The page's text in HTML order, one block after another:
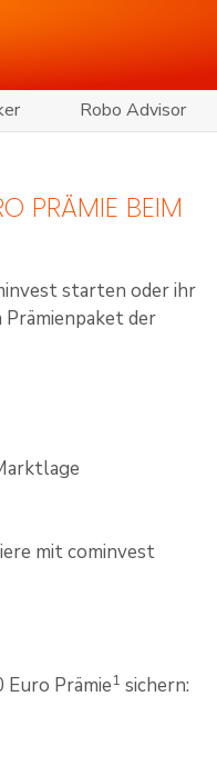
Robo Advisor
PRÄMIE BEIM
starten oder ihr
der
mit cominvest
Euro Prämie1 sichern: